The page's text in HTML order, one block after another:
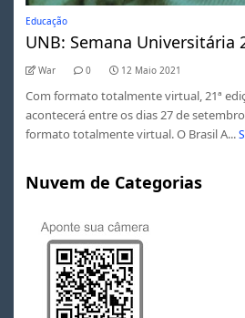
Educação
UNB: Semana Universitária
War 0 12 Maio 2021
Com formato totalmente virtual, 21ª
acontecerá entre os dias 27 de
formato totalmente virtual. O Brasil A...
Nuvem de Categorias